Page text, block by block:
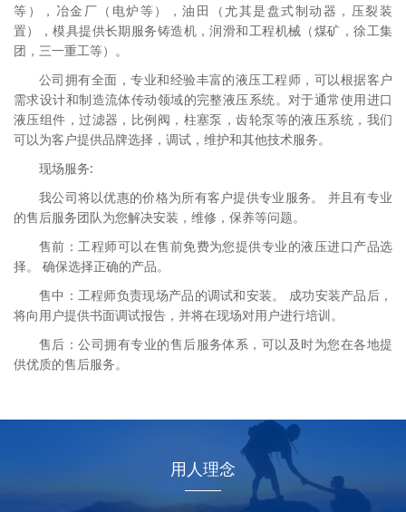
等），冶金厂（电炉等），油田（尤其是盘式制动器，压裂装
置），模具提供长期服务铸造机，润滑和工程机械（煤矿，徐工集
团，三一重工等）。
公司拥有全面，专业和经验丰富的液压工程师，可以根据客户
需求设计和制造流体传动领域的完整液压系统。对于通常使用进口
液压组件，过滤器，比例阀，柱塞泵，齿轮泵等的液压系统，我们
可以为客户提供品牌选择，调试，维护和其他技术服务。
现场服务:
我公司将以优惠的价格为所有客户提供专业服务。 并且有专业
的售后服务团队为您解决安装，维修，保养等问题。
售前：工程师可以在售前免费为您提供专业的液压进口产品选
择。 确保选择正确的产品。
售中：工程师负责现场产品的调试和安装。 成功安装产品后，
将向用户提供书面调试报告，并将在现场对用户进行培训。
售后：公司拥有专业的售后服务体系，可以及时为您在各地提
供优质的售后服务。
用人理念